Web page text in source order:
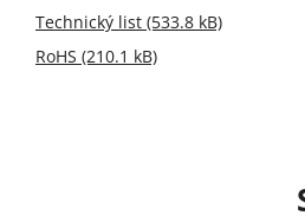
Technický list (533.8 kB)
RoHS (210.1 kB)